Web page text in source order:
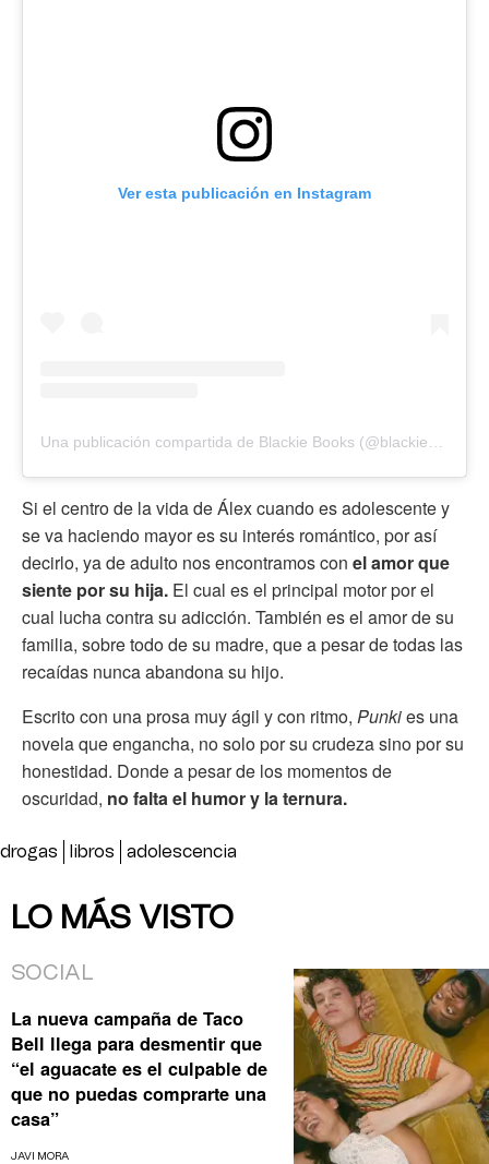
Ver esta publicación en Instagram
Si el centro de la vida de Álex cuando es adolescente y
se va haciendo mayor es su interés romántico, por así
decirlo, ya de adulto nos encontramos con el amor que
siente por su hija. El cual es el principal motor por el
cual lucha contra su adicción. También es el amor de su
familia, sobre todo de su madre, que a pesar de todas las
recaídas nunca abandona su hijo.
Escrito con una prosa muy ágil y con ritmo, Punkies una
novela que engancha, no solo por su crudeza sino por su
honestidad. Donde a pesar de los momentos de
oscuridad, no falta el humor y la ternura.
drogas libros adolescencia
LO MÁS VISTO
SOCIAL
La nueva campaña de Taco
Bell llega para desmentir que
“el aguacate es el culpable de
que no puedas comprarte una
casa”
JAVI MORA